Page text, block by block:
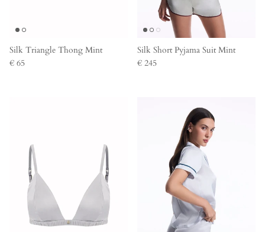
Silk Triangle Thong Mint
€ 65
Silk Short Pyjama Suit Mint
€ 245